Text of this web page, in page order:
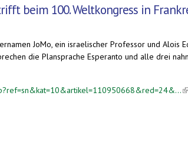
beim 100. Weltkongress in
JoMo, ein israelischer Professor und Alois
die Plansprache Esperanto und alle drei